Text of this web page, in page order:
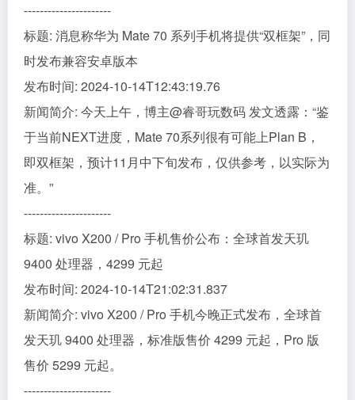
----------------------
标题: 消息称华为 Mate 70 系列手机将提供“双框架”，同
时发布兼容安卓版本
发布时间: 2024-10-14T12:43:19.76
新闻简介: 今天上午，博主@睿哥玩数码 发文透露：“鉴
于当前NEXT进度，Mate 70系列很有可能上Plan B，
即双框架，预计11月中下旬发布，仅供参考，以实际为
准。”
----------------------
标题: vivo X200 / Pro 手机售价公布：全球首发天玑
9400 处理器，4299 元起
发布时间: 2024-10-14T21:02:31.837
新闻简介: vivo X200 / Pro 手机今晚正式发布，全球首
发天玑 9400 处理器，标准版售价 4299 元起，Pro 版
售价 5299 元起。
----------------------